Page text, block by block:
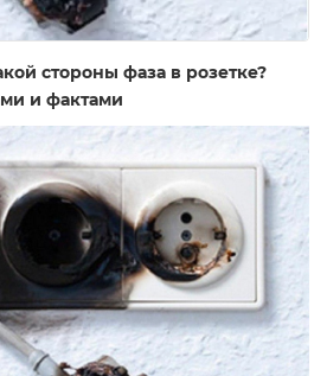
стороны фаза в розетке?
и фактами